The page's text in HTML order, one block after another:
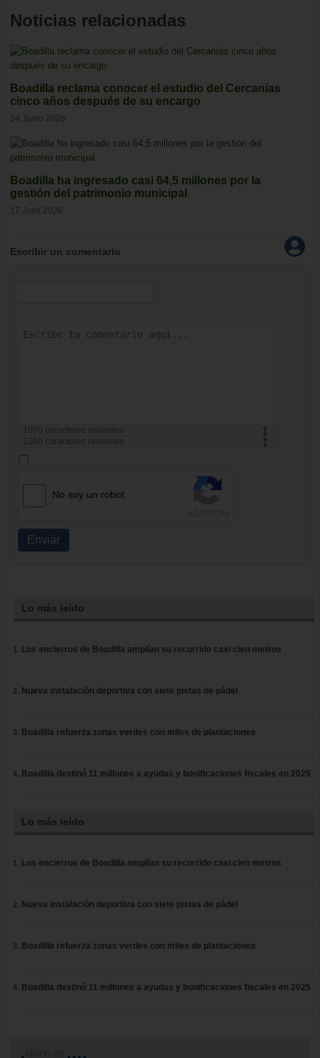
Noticias relacionadas
Boadilla reclama conocer el estudio del Cercanías
cinco años después de su encargo
24 Junio 2026
Boadilla ha ingresado casi 64,5 millones por la
gestión del patrimonio municipal
17 Julio 2026
Escribir un comentario
1000
caracteres restantes
1000
caracteres restantes
No soy un robot
Enviar
Lo más leído
Los encierros de Boadilla amplían su recorrido casi cien metros
Nueva instalación deportiva con siete pistas de pádel
Boadilla refuerza zonas verdes con miles de plantaciones
Boadilla destinó 11 millones a ayudas y bonificaciones fiscales en 2025
Lo más leído
Los encierros de Boadilla amplían su recorrido casi cien metros
Nueva instalación deportiva con siete pistas de pádel
Boadilla refuerza zonas verdes con miles de plantaciones
Boadilla destinó 11 millones a ayudas y bonificaciones fiscales en 2025